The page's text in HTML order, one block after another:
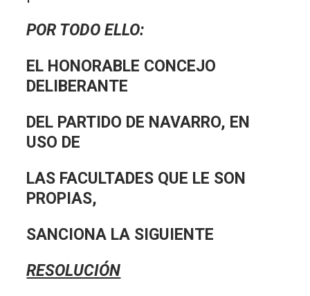
POR TODO ELLO:
EL HONORABLE CONCEJO
DELIBERANTE
DEL PARTIDO DE NAVARRO, EN
USO DE
LAS FACULTADES QUE LE SON
PROPIAS,
SANCIONA LA SIGUIENTE
RESOLUCIÓN